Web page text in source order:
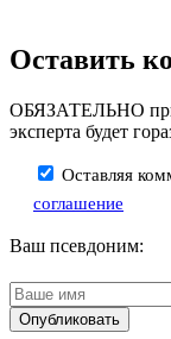
Оставить
ОБЯЗАТЕЛЬНО
эксперта будет
Оставляя
соглашение
Ваш псевдоним: